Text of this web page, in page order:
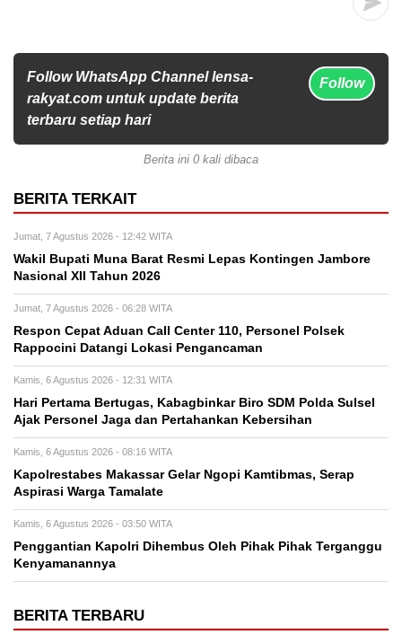
Follow WhatsApp Channel lensa-
rakyat.com untuk update berita
terbaru setiap hari
Follow
Berita ini 0 kali dibaca
BERITA TERKAIT
Jumat, 7 Agustus 2026 - 12:42 WITA
Wakil Bupati Muna Barat Resmi Lepas Kontingen Jambore
Nasional XII Tahun 2026
Jumat, 7 Agustus 2026 - 06:28 WITA
Respon Cepat Aduan Call Center 110, Personel Polsek
Rappocini Datangi Lokasi Pengancaman
Kamis, 6 Agustus 2026 - 12:31 WITA
Hari Pertama Bertugas, Kabagbinkar Biro SDM Polda Sulsel
Ajak Personel Jaga dan Pertahankan Kebersihan
Kamis, 6 Agustus 2026 - 08:16 WITA
Kapolrestabes Makassar Gelar Ngopi Kamtibmas, Serap
Aspirasi Warga Tamalate
Kamis, 6 Agustus 2026 - 03:50 WITA
Penggantian Kapolri Dihembus Oleh Pihak Pihak Terganggu
Kenyamanannya
BERITA TERBARU